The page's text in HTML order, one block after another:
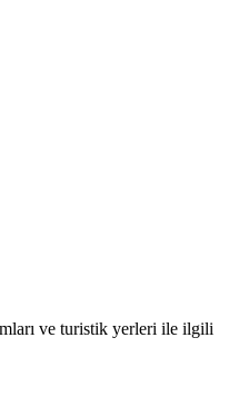
ve turistik yerleri ile ilgili